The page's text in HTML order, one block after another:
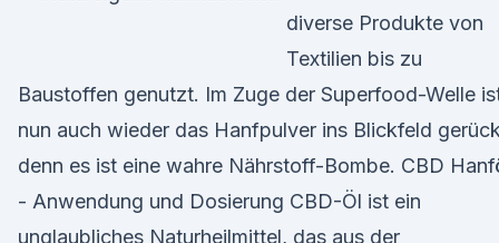
diverse Produkte von
Textilien bis zu
Baustoffen genutzt. Im Zuge der Superfood-Welle
nun auch wieder das Hanfpulver ins Blickfeld
denn es ist eine wahre Nährstoff-Bombe. CBD
- Anwendung und Dosierung CBD-Öl ist ein
unglaubliches Naturheilmittel, das aus der